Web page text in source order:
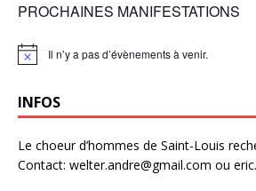
PROCHAINES MANIFESTATIONS
N
c
Il n’y a pas d’évènements à venir.
INFOS
Le choeur d’hommes de Saint-Louis
Contact: welter.andre@gmail.com ou